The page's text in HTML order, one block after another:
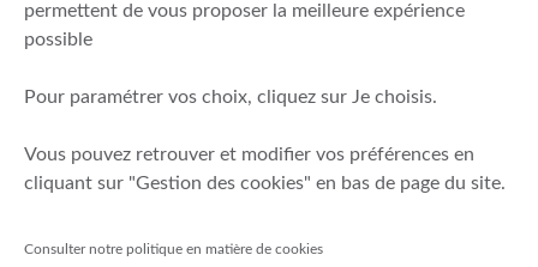
Politique de durabilité
Fonds de garantie des dépôts et de résolution
Mentions légales
Prévention de la fraude
permettent de vous proposer la meilleure expérience
possible
Pour paramétrer vos choix, cliquez sur Je choisis.
Vous pouvez retrouver et modifier vos préférences en
cliquant sur "Gestion des cookies" en bas de page du site.
Consulter notre politique en matière de cookies